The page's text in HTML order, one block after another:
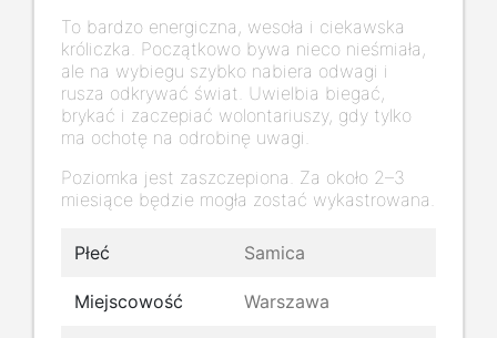
To bardzo energiczna, wesoła i ciekawska
króliczka. Początkowo bywa nieco nieśmiała,
ale na wybiegu szybko nabiera odwagi i
rusza odkrywać świat. Uwielbia biegać,
brykać i zaczepiać wolontariuszy, gdy tylko
ma ochotę na odrobinę uwagi.
Poziomka jest zaszczepiona. Za około 2–3
miesiące będzie mogła zostać wykastrowana.
Płeć Samica
Miejscowość Warszawa